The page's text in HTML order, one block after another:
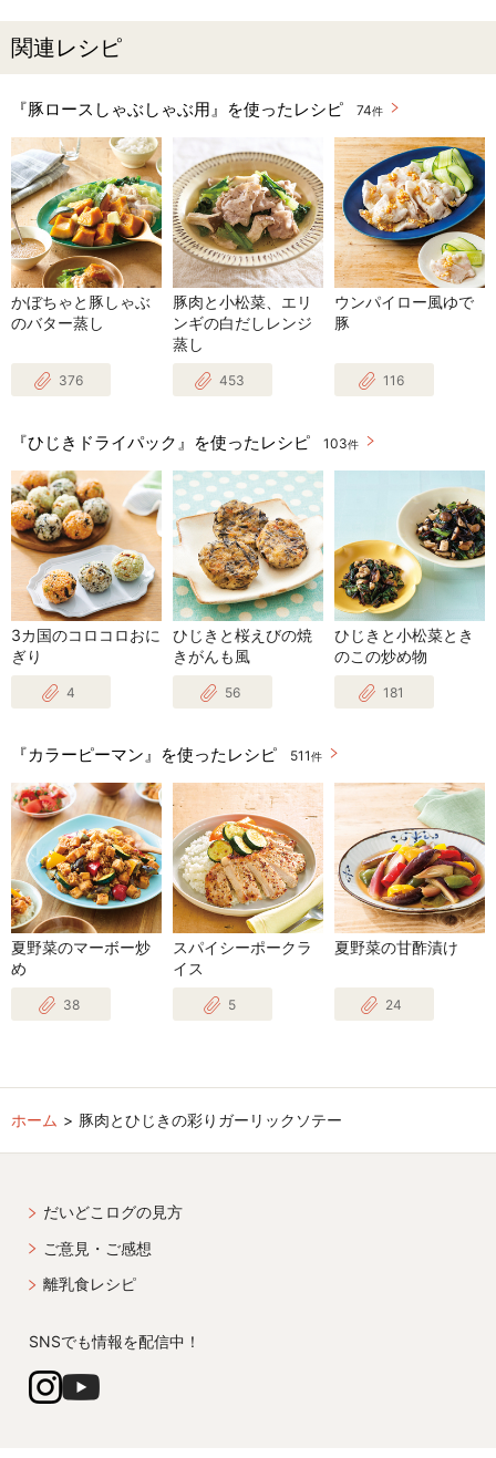
関連レシピ
『豚ロースしゃぶしゃぶ用』を使ったレシピ 74件
かぼちゃと豚しゃぶ
のバター蒸し
376
豚肉と小松菜、エリ
ンギの白だしレンジ
蒸し
453
ウンパイロー風ゆで
豚
116
『ひじきドライパック』を使ったレシピ 103件
3カ国のコロコロおに
ぎり
4
ひじきと桜えびの焼
きがんも風
56
ひじきと小松菜とき
のこの炒め物
181
『カラーピーマン』を使ったレシピ 511 件
夏野菜のマーボー炒
め
38
スパイシーポークラ
イス
5
夏野菜の甘酢漬け
24
ホーム 豚肉とひじきの彩りガーリックソテー
だいどこログの見方
ご意見・ご感想
離乳食レシピ
SNSでも情報を配信中！